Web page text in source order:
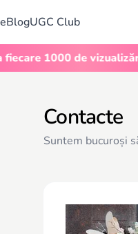
BlogUGC Club
1000 de vizualizări
Contacte
Suntem bucuroși